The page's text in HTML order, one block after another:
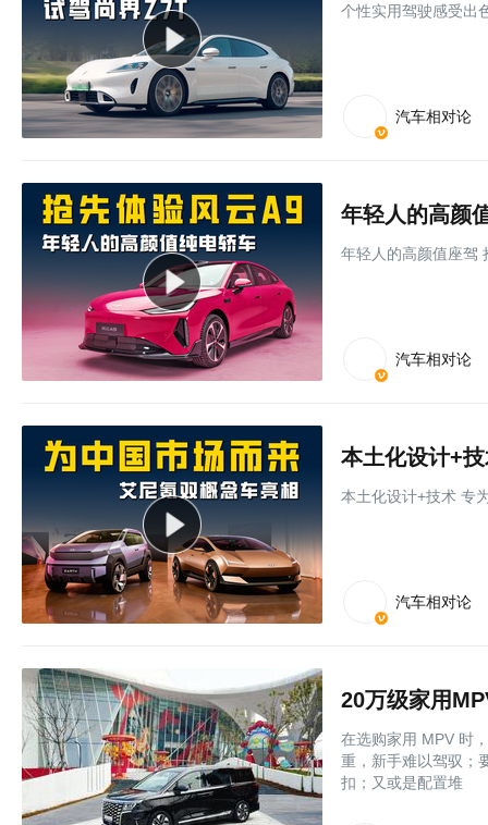
个性实用驾驶感受出
汽车相对论
年轻人的高颜值座驾
汽车相对论
本土化设计+
本土化设计+技术 专
汽车相对论
在选购家用 MPV 时
重，新手难以驾驭；
扣；又或是配置堆